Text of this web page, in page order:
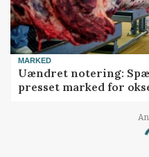
MARKED
Uændret notering:
presset marked for